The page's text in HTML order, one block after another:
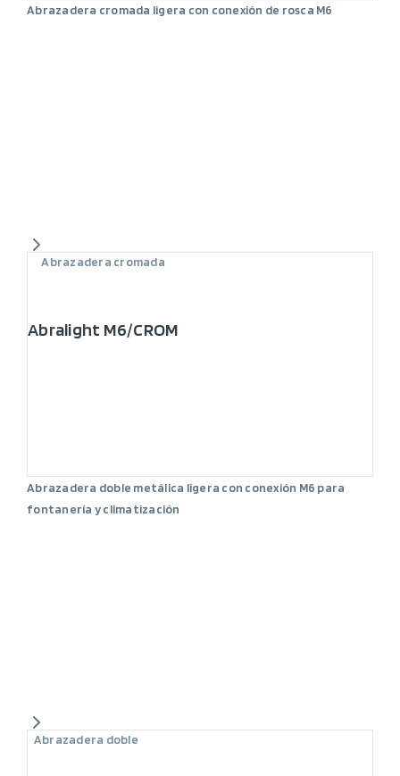
Abrazadera cromada ligera con conexión de rosca M6
Abrazadera cromada
Abralight M6/CROM
Abrazadera doble metálica ligera con conexión M6 para
fontanería y climatización
Abrazadera doble